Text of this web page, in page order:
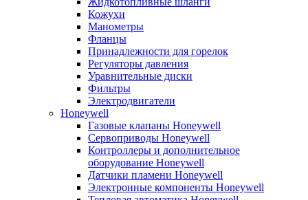
Кожухи
Манометры
Фланцы
Принадлежности для горелок
Регуляторы давления
Уравнительные диски
Фильтры
Электродвигатели
Honeywell
Газовые клапаны Honeywell
Сервоприводы Honeywell
Контроллеры и дополнительное
оборудование Honeywell
Датчики пламени Honeywell
Электронные компоненты Honeywell